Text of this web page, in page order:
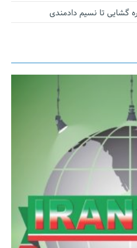
گشایی تا نسیم دادمندی